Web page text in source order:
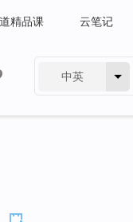
精品课 云笔记
中英